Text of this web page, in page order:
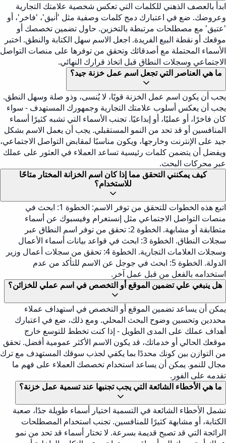
ابدأ بالعصف الذهني للكلمات التي تعكس شخصية علامتك التجارية
وعروضك. ضع في اعتبارك دمج كلمات وصفية مثل 'أنيق'، 'فاخر'، أو
'عتيق' مع مصطلحات مرتبطة بالتخزين. حاول تضمين تخصصك أو
موقعك أو نقطة البيع الفريدة. اجعل الاسم سهل الكتابة والنطق. اختبر
الأسماء المحتملة مع أصدقائك وتحقق من توفرها على منصات التواصل
الاجتماعي وسجلات النطاق قبل اتخاذ قرارك النهائي.
ما هي العناصر التي تجعل اسم عمل خزنة جيد؟
يجب أن يكون اسم عمل الخزنة قويًا، لا يُنسى، وذو صلة وسهل النطق.
يجب أن يعكس أسلوب علامتك التجارية وجمهورك المستهدف - سواء
كان فاخرًا، أو عمليًا، أو إبداعيًا. تجنب الأسماء التي تشبه كثيرًا أسماء
المنافسين أو قد تحد من النمو المستقبلي. يجب أن يعمل الاسم بشكل
جيد على الإنترنت وخارجها، ويكون مناسبًا لمقابض التواصل الاجتماعي،
ويفضل أن يتضمن كلمات رئيسية تساعد العملاء في العثور على عملك
عبر محركات البحث.
كيف يمكنني التحقق مما إذا كان اسم الخزانة المختار متاحًا
للاستخدام؟
اتبع هذه الخطوات للتحقق من توفر الاسم: الخطوة 1: ابحث في
منصات التواصل الاجتماعي مثل إنستغرام وفيسبوك عن أسماء
متطابقة أو مشابهة. الخطوة 2: تحقق من توفر اسم النطاق عبر
سجلات النطاق. الخطوة 3: ابحث في قواعد بيانات أسماء الأعمال
وسجلات العلامات التجارية. الخطوة 4: تحقق من سجلات أعمال وزير
الدولة. الخطوة 5: ابحث في جوجل عن الاسم للتأكد من عدم
استخدامه بالفعل من قبل عمل آخر.
هل ينبغي علي تضمين الموقع أو التخصص في اسم عملي للخزائن؟
يمكن أن يساعد تضمين الموقع أو التخصص في استهداف عملاء
محددين وتحسين وضوح البحث المحلي. ومع ذلك، ضع في اعتبارك
أهداف عملك على المدى الطويل - إذا كنت تخطط للتوسع خارج
موقعك الحالي أو خدماتك، قد يكون الاسم الأكثر عمومية أفضل. تحقق
من التوازن بين كونك محددًا بما يكفي لجذب سوقك المستهدف مع ترك
مجال للنمو. يمكن أن يساعد استخدام تخصصك العملاء على فهم ما
تقدمه على الفور.
ما هي الأخطاء الشائعة التي يجب تجنبها عند تسمية عمل خزنة؟
تشمل الأخطاء الشائعة في التسمية اختيار أسماء طويلة جدًا، صعبة
الكتابة، أو مشابهة كثيرًا للمنافسين. تجنب استخدام المصطلحات
الرائجة التي قد تصبح قديمة بسرعة. لا تختار أسماء قد تحد من نمو